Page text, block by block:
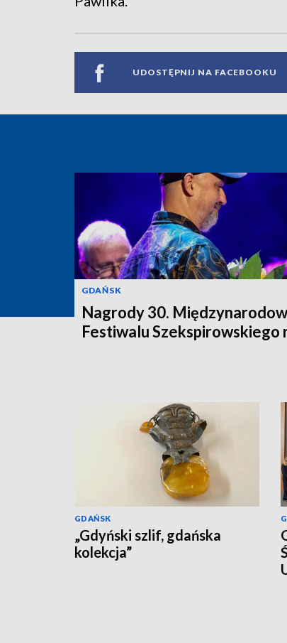
UDOSTĘPNIJ NA FACEBOOKU
GDAŃSK
Nagrody 30.
Festiwalu Szekspirowskiego
GDAŃSK
„Gdyński szlif, gdańska
kolekcja”